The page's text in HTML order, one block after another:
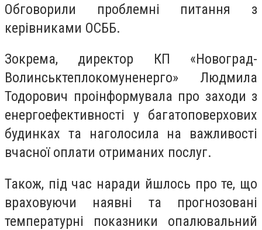
Обговорили проблемні питання з
керівниками ОСББ.
Зокрема, директор КП «Новоград-
Волинськтеплокомуненерго» Людмила
Тодорович проінформувала про заходи з
енергоефективності у багатоповерхових
будинках та наголосила на важливості
вчасної оплати отриманих послуг.
Також, під час наради йшлось про те, що
враховуючи наявні та прогнозовані
температурні показники опалювальний